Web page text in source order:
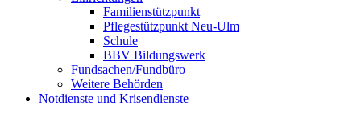
Familienstützpunkt
Pflegestützpunkt Neu-Ulm
Schule
BBV Bildungswerk
Fundsachen/Fundbüro
Weitere Behörden
Notdienste und Krisendienste